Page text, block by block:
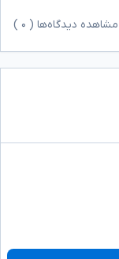
مشاهده دیدگاه‌ها ( ۰